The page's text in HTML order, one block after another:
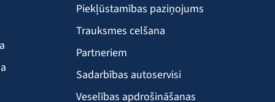
Piekļūstamības paziņojums
Trauksmes celšana
Partneriem
Sadarbības autoservisi
Veselības apdrošināšanas